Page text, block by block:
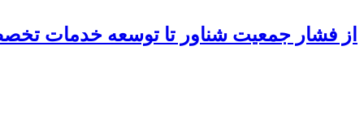
از فشار جمعیت شناور تا توسعه خدمات